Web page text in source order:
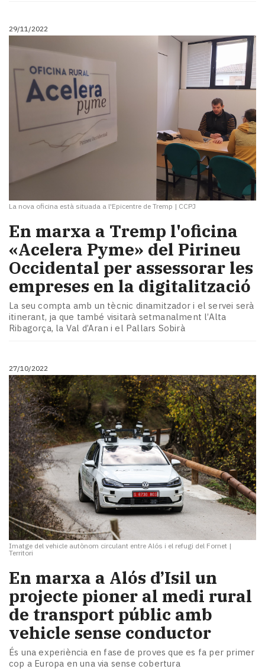
29/11/2022
La nova oficina està situada a l'Epicentre de Tremp | CCPJ
En marxa a Tremp l'oficina
«Acelera Pyme» del Pirineu
Occidental per assessorar les
empreses en la digitalització
La seu compta amb un tècnic dinamitzador i el servei serà
itinerant, ja que també visitarà setmanalment l’Alta
Ribagorça, la Val d’Aran i el Pallars Sobirà
27/10/2022
Imatge del vehicle autònom circulant entre Alós i el refugi del Fornet |
Territori
En marxa a Alós d’Isil un
projecte pioner al medi rural
de transport públic amb
vehicle sense conductor
És una experiència en fase de proves que es fa per primer
cop a Europa en una via sense cobertura